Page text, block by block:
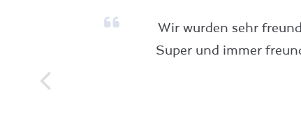
Wir wurden sehr
Super und immer